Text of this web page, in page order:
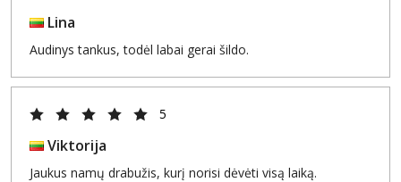
Lina
Audinys tankus, todėl labai gerai šildo.
5
Viktorija
Jaukus namų drabužis, kurį norisi dėvėti visą laiką.